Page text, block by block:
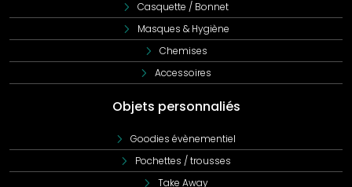
Casquette / Bonnet
Masques & Hygiène
Chemises
Accessoires
Objets personnaliés
Goodies évènementiel
Pochettes / trousses
Take Away